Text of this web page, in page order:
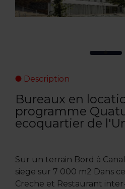
Description
Bureaux en
programme
ecoquartier de
Sur un terrain Bord à
siege sur 7 000 m2 Dans
Creche et Restaurant